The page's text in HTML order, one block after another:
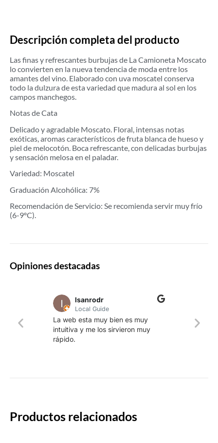
Descripción completa del producto
Las finas y refrescantes burbujas de La Camioneta Moscato
lo convierten en la nueva tendencia de moda entre los
amantes del vino. Elaborado con uva moscatel conserva
todo la dulzura de esta variedad que madura al sol en los
campos manchegos.
Notas de Cata
Delicado y agradable Moscato. Floral, intensas notas
exóticas, aromas característicos de fruta blanca de hueso y
piel de melocotón. Boca refrescante, con delicadas burbujas
y sensación melosa en el paladar.
Variedad: Moscatel
Graduación Alcohólica: 7%
Recomendación de Servicio: Se recomienda servir muy frío
(6-9ºC).
Opiniones destacadas
lsanrodr
Local Guide
La web esta muy bien es muy
intuitiva y me los sirvieron muy
rápido.
Productos relacionados